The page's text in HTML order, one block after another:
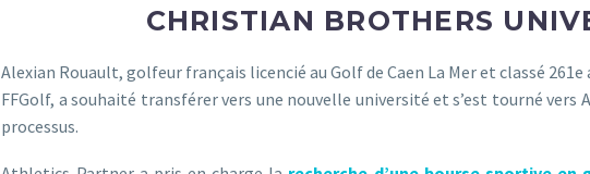
CHRISTIAN BROTHERS
Alexian Rouault, golfeur français licencié au Golf de Caen La Mer et classé
FFGolf, a souhaité transférer vers une nouvelle université et s’est tourné
processus.